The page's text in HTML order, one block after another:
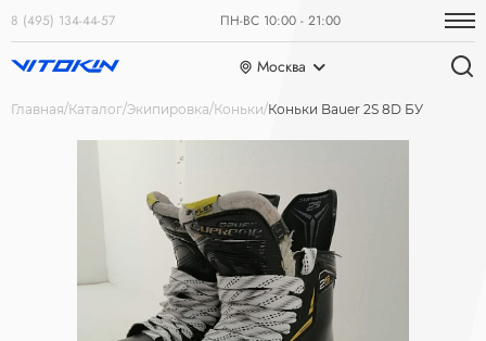
8 (495) 134-44-57 ПН-ВС 10:00 - 21:00
Москва
Главная Каталог Экипировка Коньки Коньки Bauer 2S 8D БУ